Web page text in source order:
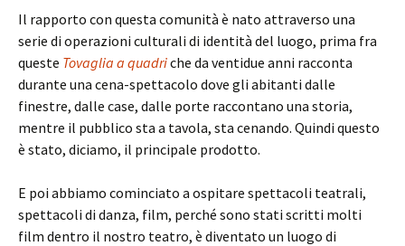
Il rapporto con questa comunità è nato attraverso una
serie di operazioni culturali di identità del luogo, prima fra
queste Tovaglia a quadriche da ventidue anni racconta
durante una cena-spettacolo dove gli abitanti dalle
finestre, dalle case, dalle porte raccontano una storia,
mentre il pubblico sta a tavola, sta cenando. Quindi questo
è stato, diciamo, il principale prodotto.
E poi abbiamo cominciato a ospitare spettacoli teatrali,
spettacoli di danza, film, perché sono stati scritti molti
film dentro il nostro teatro, è diventato un luogo di